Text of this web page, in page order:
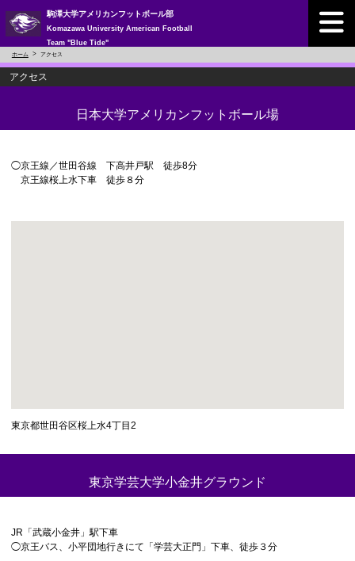
駒澤大学アメリカンフットボール部
Komazawa University American Football
Team "Blue Tide"
ホーム アクセス
アクセス
日本大学アメリカンフットボール場
◯京王線／世田谷線 下高井戸駅 徒歩8分
京王線桜上水下車 徒歩８分
東京都世田谷区桜上水4丁目2
東京学芸大学小金井グラウンド
JR「武蔵小金井」駅下車
◯京王バス、小平団地行きにて「学芸大正門」下車、徒歩３分